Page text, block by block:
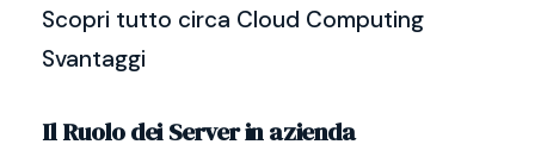
Scopri tutto circa Cloud Computing
Svantaggi
Il Ruolo dei Server in azienda